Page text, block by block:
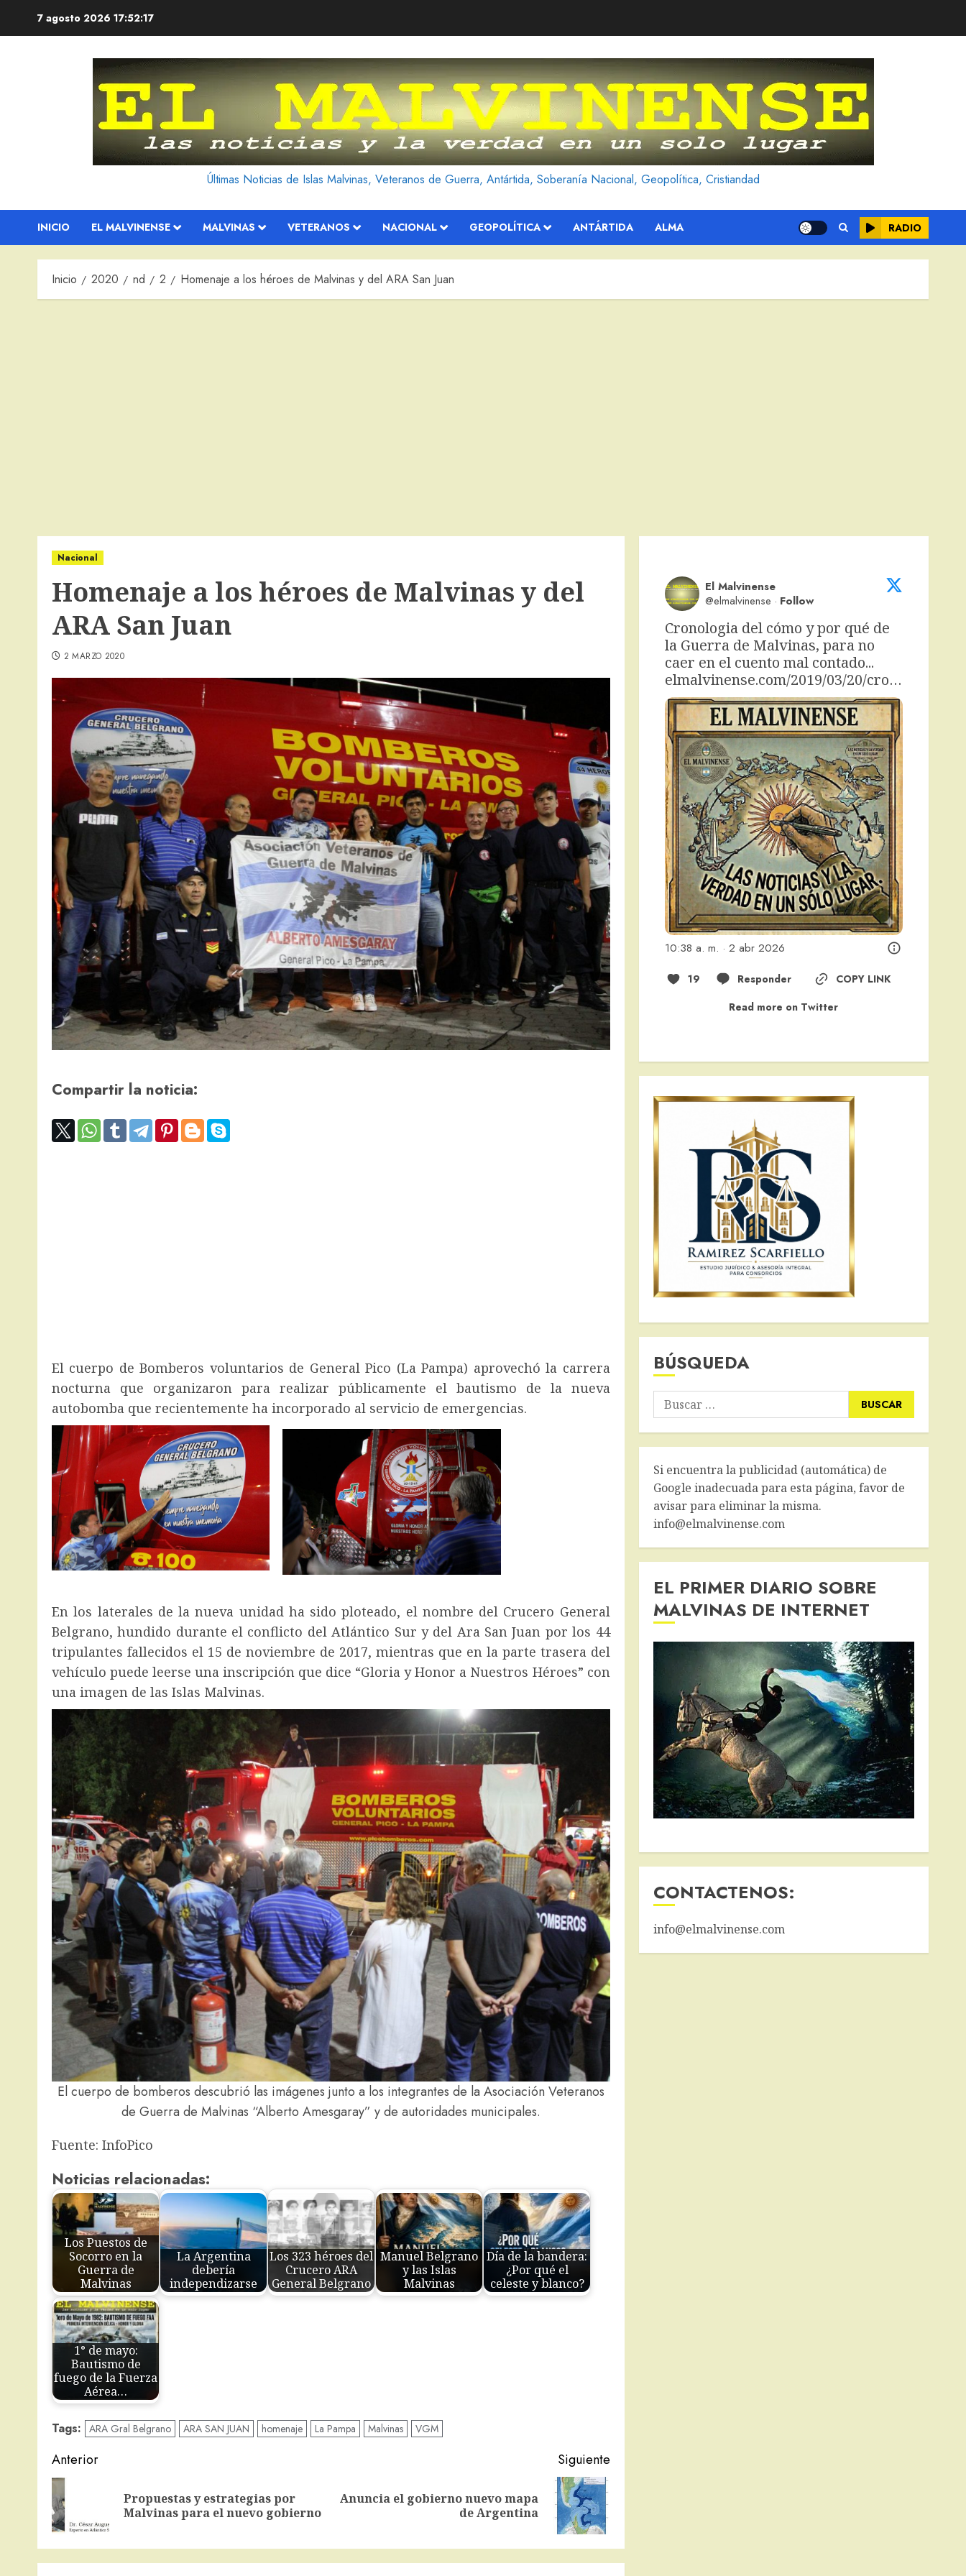
7 agosto 2026 17:52:19
Últimas Noticias de Islas Malvinas, Veteranos de Guerra, Antártida, Soberanía Nacional, Geopolítica, Cristiandad
INICIO EL MALVINENSE MALVINAS VETERANOS NACIONAL GEOPOLÍTICA ANTÁRTIDA ALMA RADIO
Inicio 2020 nd 2 Homenaje a los héroes de Malvinas y del ARA San Juan
Nacional
Homenaje a los héroes de Malvinas y del
ARA San Juan
2 MARZO 2020
Compartir la noticia:
El cuerpo de Bomberos voluntarios de General Pico (La Pampa) aprovechó la carrera
nocturna que organizaron para realizar públicamente el bautismo de la nueva
autobomba que recientemente ha incorporado al servicio de emergencias.
En los laterales de la nueva unidad ha sido ploteado, el nombre del Crucero General
Belgrano, hundido durante el conflicto del Atlántico Sur y del Ara San Juan por los 44
tripulantes fallecidos el 15 de noviembre de 2017, mientras que en la parte trasera del
vehículo puede leerse una inscripción que dice “Gloria y Honor a Nuestros Héroes” con
una imagen de las Islas Malvinas.
El cuerpo de bomberos descubrió las imágenes junto a los integrantes de la Asociación Veteranos
de Guerra de Malvinas “Alberto Amesgaray” y de autoridades municipales.
Fuente: InfoPico
Noticias relacionadas:
Los Puestos de
Socorro en la
Guerra de
Malvinas
La Argentina
debería
independizarse
Los 323 héroes del
Crucero ARA
General Belgrano
Manuel Belgrano
y las Islas
Malvinas
Día de la bandera:
¿Por qué el
celeste y blanco?
1° de mayo:
Bautismo de
fuego de la Fuerza
Aérea…
Tags: ARA Gral Belgrano ARA SAN JUAN homenaje La Pampa Malvinas VGM
Navegación
de
entradas
Anterior
Entrada
Propuestas y estrategias por
Malvinas para el nuevo gobierno
Siguiente
Siguiente
Anuncia el gobierno nuevo mapa
de Argentina
El Malvinense
@elmalvinense · Follow
Cronologia del cómo y por qué de
la Guerra de Malvinas, para no
elmalvinense.com/2019/03/20/cro…
10:38 a. m. · 2 abr 2026
19 Responder
COPY LINK
Read more on Twitter
BÚSQUEDA
Buscar:
Si encuentra la publicidad (automática) de
Google inadecuada para esta página, favor de
avisar para eliminar la misma.
info@elmalvinense.com
EL PRIMER DIARIO SOBRE
MALVINAS DE INTERNET
CONTACTENOS:
info@elmalvinense.com